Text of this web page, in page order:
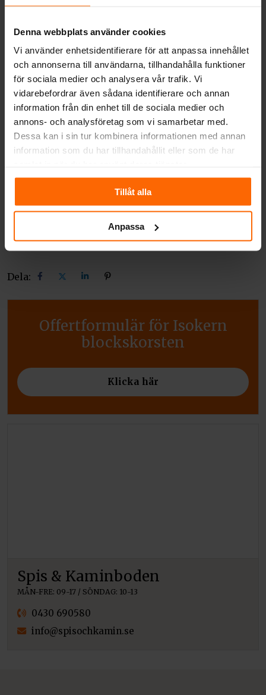
Denna webbplats använder cookies
Vi använder enhetsidentifierare för att anpassa innehållet
och annonserna till användarna, tillhandahålla funktioner
för sociala medier och analysera vår trafik. Vi
vidarebefordrar även sådana identifierare och annan
information från din enhet till de sociala medier och
annons- och analysföretag som vi samarbetar med.
Dessa kan i sin tur kombinera informationen med annan
information som du har tillhandahållit eller som de har
Tillåt alla
Anpassa
Miljöbilder på Isokern
Dela: Dela Dela Dela Dela
Offertformulär för Isokern
blockskorsten
Klicka här
Spis & Kaminboden
MÅN-FRE: 09-17 / SÖNDAG: 10-13
0430 690580
info@spisochkamin.se